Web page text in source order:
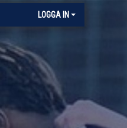
LOGGA IN